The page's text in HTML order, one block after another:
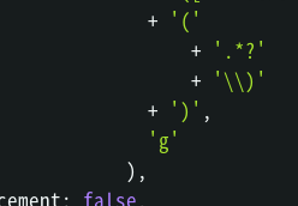
+ '('
+ '.*?'
+ '\\)'
+ ')' ,
'g'
) ,
: false,